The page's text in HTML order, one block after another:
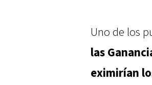
Uno de los
las
eximirían